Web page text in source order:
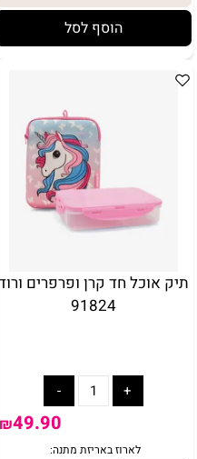
הוסף לסל
תיק אוכל חד קרן ופרפרים ורוד
91824
₪49.90